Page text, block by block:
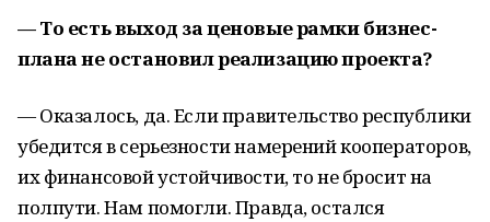
— То есть выход за ценовые рамки бизнес-
плана не остановил реализацию проекта?
— Оказалось, да. Если правительство республики
убедится в серьезности намерений кооператоров,
их финансовой устойчивости, то не бросит на
полпути. Нам помогли. Правда, остался